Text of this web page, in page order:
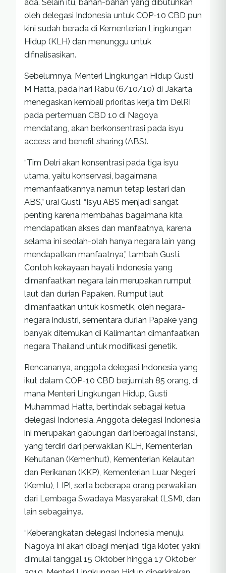
ada. Selain itu, bahan-bahan yang dibutuhkan
oleh delegasi Indonesia untuk COP-10 CBD pun
kini sudah berada di Kementerian Lingkungan
Hidup (KLH) dan menunggu untuk
difinalisasikan.
Sebelumnya, Menteri Lingkungan Hidup Gusti
M Hatta, pada hari Rabu (6/10/10) di Jakarta
menegaskan kembali prioritas kerja tim DelRI
pada pertemuan CBD 10 di Nagoya
mendatang, akan berkonsentrasi pada isyu
access and benefit sharing (ABS).
“Tim Delri akan konsentrasi pada tiga isyu
utama, yaitu konservasi, bagaimana
memanfaatkannya namun tetap lestari dan
ABS,” urai Gusti. “Isyu ABS menjadi sangat
penting karena membahas bagaimana kita
mendapatkan akses dan manfaatnya, karena
selama ini seolah-olah hanya negara lain yang
mendapatkan manfaatnya,” tambah Gusti.
Contoh kekayaan hayati Indonesia yang
dimanfaatkan negara lain merupakan rumput
laut dan durian Papaken. Rumput laut
dimanfaatkan untuk kosmetik, oleh negara-
negara industri, sementara durian Papake yang
banyak ditemukan di Kalimantan dimanfaatkan
negara Thailand untuk modifikasi genetik.
Rencananya, anggota delegasi Indonesia yang
ikut dalam COP-10 CBD berjumlah 85 orang, di
mana Menteri Lingkungan Hidup, Gusti
Muhammad Hatta, bertindak sebagai ketua
delegasi Indonesia. Anggota delegasi Indonesia
ini merupakan gabungan dari berbagai instansi,
yang terdiri dari perwakilan KLH, Kementerian
Kehutanan (Kemenhut), Kementerian Kelautan
dan Perikanan (KKP), Kementerian Luar Negeri
(Kemlu), LIPI, serta beberapa orang perwakilan
dari Lembaga Swadaya Masyarakat (LSM), dan
lain sebagainya.
“Keberangkatan delegasi Indonesia menuju
Nagoya ini akan dibagi menjadi tiga kloter, yakni
dimulai tanggal 15 Oktober hingga 17 Oktober